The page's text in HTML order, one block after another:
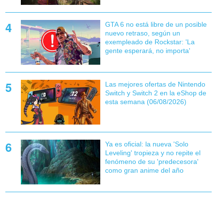
GTA 6 no está libre de un posible
nuevo retraso, según un
exempleado de Rockstar: 'La
gente esperará, no importa'
Las mejores ofertas de Nintendo
Switch y Switch 2 en la eShop de
esta semana (06/08/2026)
Ya es oficial: la nueva 'Solo
Leveling' tropieza y no repite el
fenómeno de su 'predecesora'
como gran anime del año